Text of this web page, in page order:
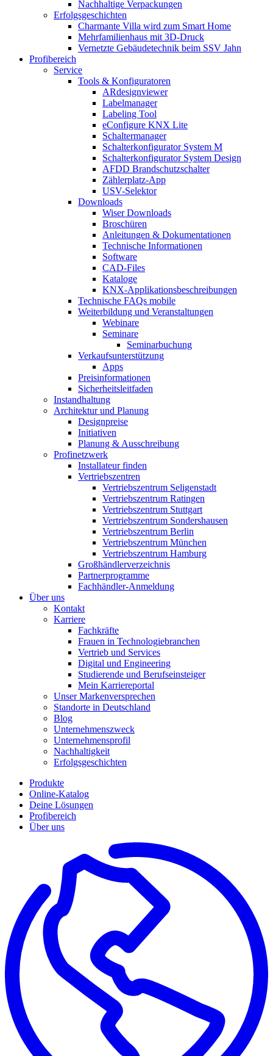
Nachhaltige Verpackungen
Erfolgsgeschichten
Charmante Villa wird zum Smart Home
Mehrfamilienhaus mit 3D-Druck
Vernetzte Gebäudetechnik beim SSV Jahn
Profibereich
Service
Tools & Konfiguratoren
ARdesignviewer
Labelmanager
Labeling Tool
eConfigure KNX Lite
Schaltermanager
Schalterkonfigurator System M
Schalterkonfigurator System Design
AFDD Brandschutzschalter
Zählerplatz-App
USV-Selektor
Downloads
Wiser Downloads
Broschüren
Anleitungen & Dokumentationen
Technische Informationen
Software
CAD-Files
Kataloge
KNX-Applikationsbeschreibungen
Technische FAQs mobile
Weiterbildung und Veranstaltungen
Webinare
Seminare
Seminarbuchung
Verkaufsunterstützung
Apps
Preisinformationen
Sicherheitsleitfaden
Instandhaltung
Architektur und Planung
Designpreise
Initiativen
Planung & Ausschreibung
Profinetzwerk
Installateur finden
Vertriebszentren
Vertriebszentrum Seligenstadt
Vertriebszentrum Ratingen
Vertriebszentrum Stuttgart
Vertriebszentrum Sondershausen
Vertriebszentrum Berlin
Vertriebszentrum München
Vertriebszentrum Hamburg
Großhändlerverzeichnis
Partnerprogramme
Fachhändler-Anmeldung
Über uns
Kontakt
Karriere
Fachkräfte
Frauen in Technologiebranchen
Vertrieb und Services
Digital und Engineering
Studierende und Berufseinsteiger
Mein Karriereportal
Unser Markenversprechen
Standorte in Deutschland
Blog
Unternehmenszweck
Unternehmensprofil
Nachhaltigkeit
Erfolgsgeschichten
Produkte
Online-Katalog
Deine Lösungen
Profibereich
Über uns